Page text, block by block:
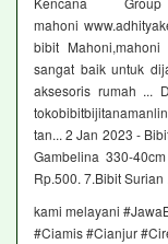
mahoni
bibit
sangat baik untuk
aksesoris rumah ...
tan... 2 Jan 2023 -
Gambelina 330-
Rp.500. 7.Bibit Surian
kami melayani
#Ciamis #Cianjur